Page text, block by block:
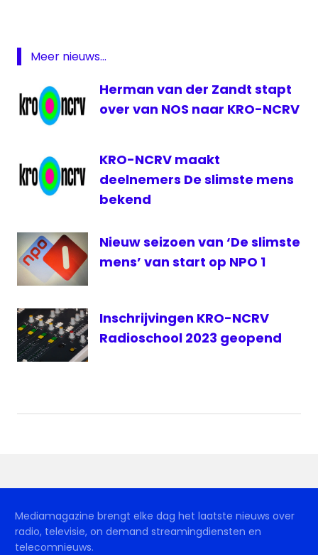
KRO
KRO-
NCRV
2
Rebecka
Meer nieuws...
Herman van der Zandt stapt
over van NOS naar KRO-NCRV
KRO-NCRV maakt
deelnemers De slimste mens
bekend
Nieuw seizoen van ‘De slimste
mens’ van start op NPO 1
Inschrijvingen KRO-NCRV
Radioschool 2023 geopend
Mediamagazine brengt elke dag het laatste nieuws over
radio, televisie, on demand streamingdiensten en
telecomnieuws.